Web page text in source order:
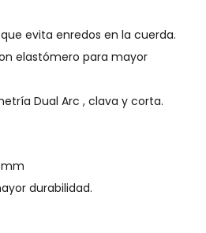
evita enredos en la cuerda.
elastómero para mayor
Dual Arc , clava y corta.
mm
durabilidad.